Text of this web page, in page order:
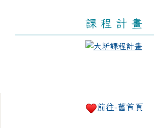
課 程 計 畫
前往-舊首頁